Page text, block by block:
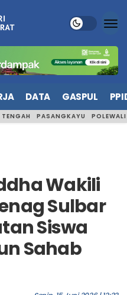
DATA GASPUL
Wakili
Sulbar
Siswa
Sahab